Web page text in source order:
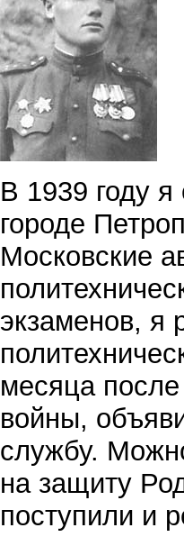
В 1939 году я
городе
Московские
экзаменов, я
месяца
войны,
службу.
на защиту
поступили и